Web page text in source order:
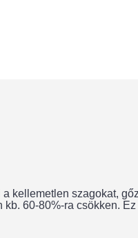
kellemetlen szagokat,
60-80%-ra csökken.